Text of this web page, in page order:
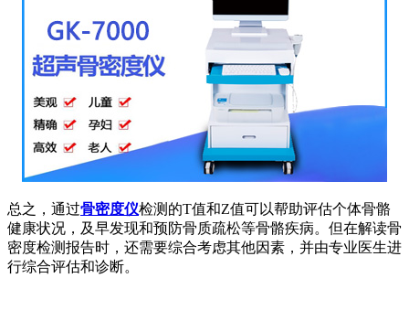
总之，通过骨密度仪检测的T值和Z值可以帮助评估个体骨骼
健康状况，及早发现和预防骨质疏松等骨骼疾病。但在解读骨
密度检测报告时，还需要综合考虑其他因素，并由专业医生进
行综合评估和诊断。